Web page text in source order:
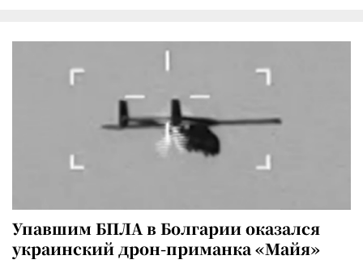
Упавшим БПЛА в Болгарии оказался
украинский дрон-приманка «Майя»